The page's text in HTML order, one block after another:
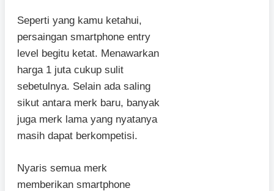
Seperti yang kamu ketahui,
persaingan smartphone entry
level begitu ketat. Menawarkan
harga 1 juta cukup sulit
sebetulnya. Selain ada saling
sikut antara merk baru, banyak
juga merk lama yang nyatanya
masih dapat berkompetisi.
Nyaris semua merk
memberikan smartphone